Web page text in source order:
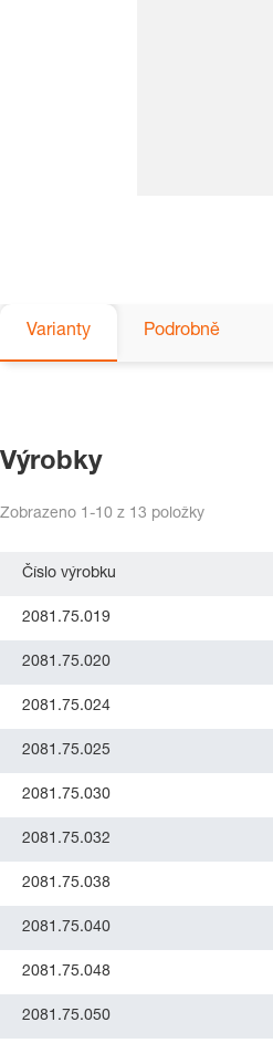
Varianty Podrobně
Výrobky
Zobrazeno 1-10 z 13 položky
Číslo výrobku
2081.75.019
2081.75.020
2081.75.024
2081.75.025
2081.75.030
2081.75.032
2081.75.038
2081.75.040
2081.75.048
2081.75.050